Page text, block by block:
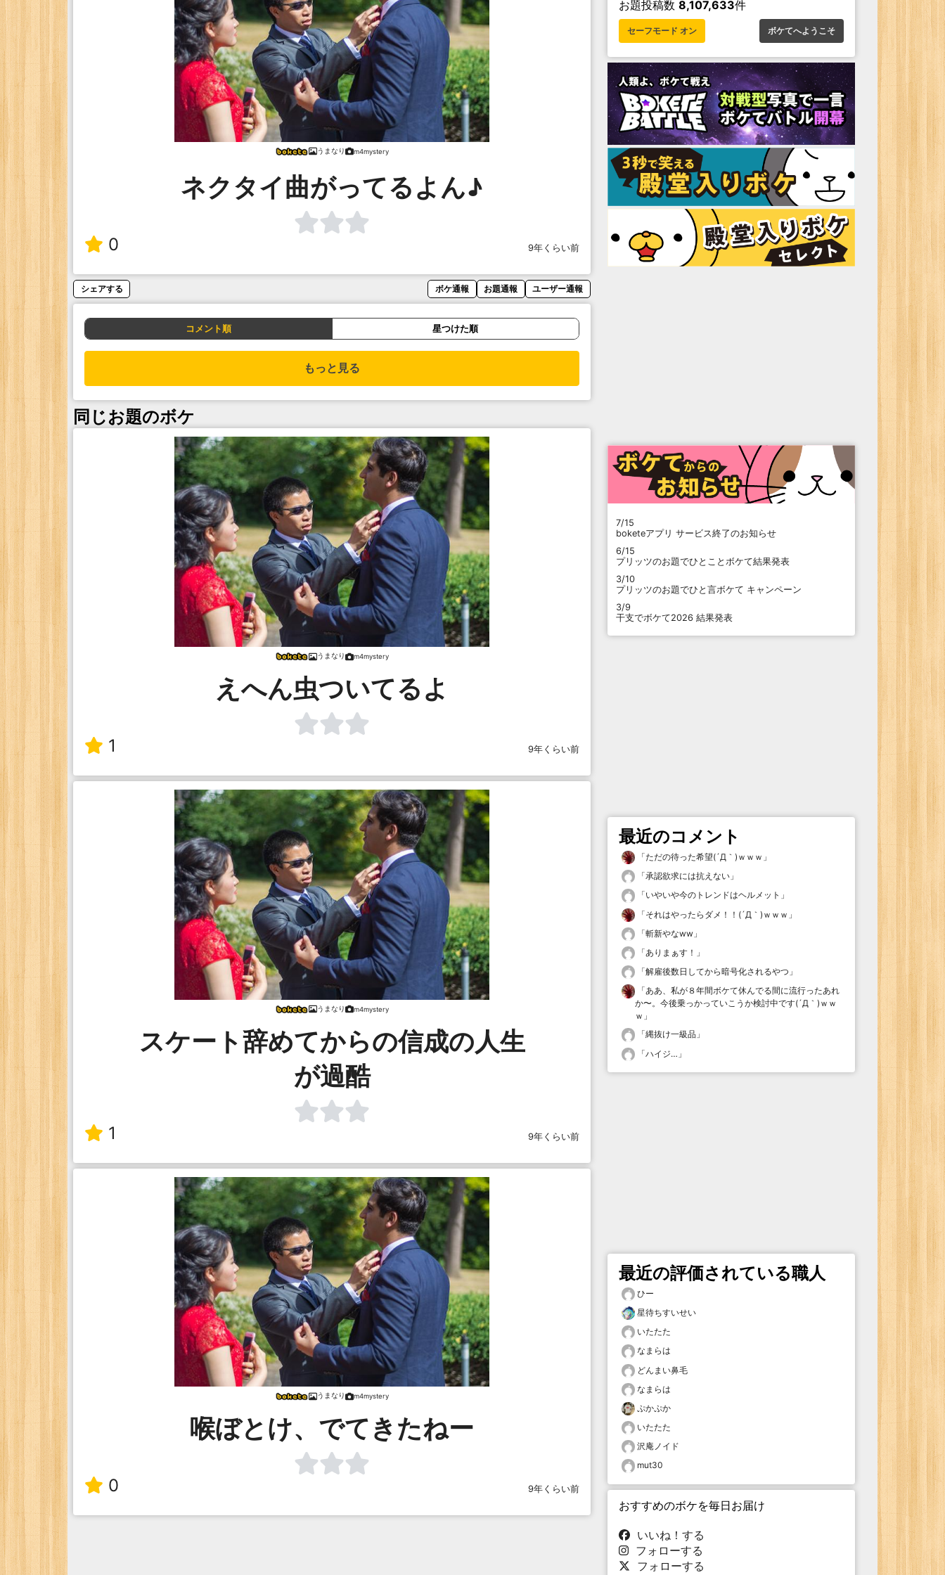
うまなり m4mystery
ネクタイ曲がってるよん♪
0 9年くらい前
シェアする ボケ通報 お題通報 ユーザー通報
コメント順 星つけた順
もっと見る
同じお題のボケ
うまなり m4mystery
えへん虫ついてるよ
1 9年くらい前
うまなり m4mystery
スケート辞めてからの信成の人生
が過酷
1 9年くらい前
うまなり m4mystery
喉ぼとけ、でてきたねー
0 9年くらい前
お題投稿数 8,107,633件
セーフモード オン ボケてへようこそ
7/15
boketeアプリ サービス終了のお知らせ
6/15
プリッツのお題でひとことボケて結果発表
3/10
プリッツのお題でひと言ボケて キャンペーン
3/9
干支でボケて2026 結果発表
最近のコメント
「ただの待った希望(´Д｀)ｗｗｗ 」
「承認欲求には抗えない 」
「いやいや今のトレンドはヘルメット 」
「それはやったらダメ！！(´Д｀)ｗｗｗ 」
「斬新やなww 」
「ありまぁす！ 」
「解雇後数日してから暗号化されるやつ 」
「ああ、私が８年間ボケて休んでる間に流行ったあれ
か〜。今後乗っかっていこうか検討中です(´Д｀)ｗｗ
ｗ 」
「縄抜け一級品 」
「ハイジ… 」
最近の評価されている職人
ひー
星待ちすいせい
いたたた
なまらは
どんまい鼻毛
なまらは
ぷかぷか
いたたた
沢庵ノイド
mut30
おすすめのボケを毎日お届け
いいね！する
フォローする
フォローする